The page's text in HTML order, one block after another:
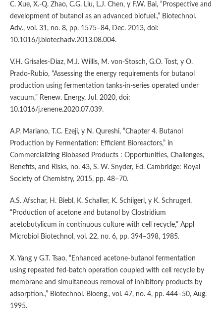
C. Xue, X.-Q. Zhao, C.G. Liu, L.J. Chen, y F.W. Bai, “Prospective and
development of butanol as an advanced biofuel.,” Biotechnol.
Adv., vol. 31, no. 8, pp. 1575–84, Dec. 2013, doi:
10.1016/j.biotechadv.2013.08.004.
V.H. Grisales-Díaz, M.J. Willis, M. von-Stosch, G.O. Tost, y O.
Prado-Rubio, “Assessing the energy requirements for butanol
production using fermentation tanks-in-series operated under
vacuum,” Renew. Energy, Jul. 2020, doi:
10.1016/j.renene.2020.07.039.
A.P. Mariano, T.C. Ezeji, y N. Qureshi, “Chapter 4. Butanol
Production by Fermentation: Efficient Bioreactors,” in
Commercializing Biobased Products : Opportunities, Challenges,
Benefits, and Risks, no. 43, S. W. Snyder, Ed. Cambridge: Royal
Society of Chemistry, 2015, pp. 48–70.
A.S. Afschar, H. Biebl, K. Schaller, K. Schiigerl, y K. Schrugerl,
“Production of acetone and butanol by Clostridium
acetobutylicum in continuous culture with cell recycle,” Appl
Microbiol Biotechnol, vol. 22, no. 6, pp. 394–398, 1985.
X. Yang y G.T. Tsao, “Enhanced acetone-butanol fermentation
using repeated fed-batch operation coupled with cell recycle by
membrane and simultaneous removal of inhibitory products by
adsorption.,” Biotechnol. Bioeng., vol. 47, no. 4, pp. 444–50, Aug.
1995.